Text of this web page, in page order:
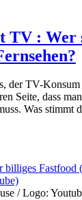
TV : Wer
der TV-
Seite, dass
Was stimmt
/ Logo: